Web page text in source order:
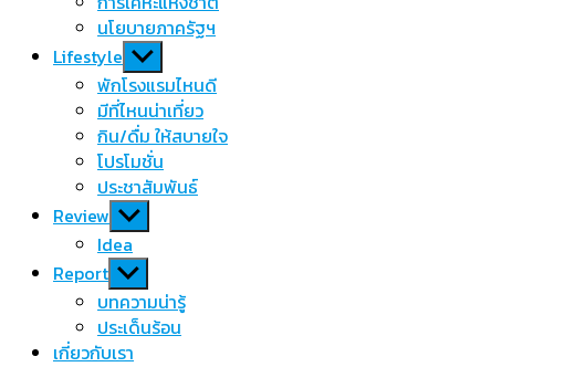
นโยบายภาครัฐฯ
Lifestyle Show
sub
menu
พักโรงแรมไหนดี
มีที่ไหนน่าเที่ยว
กิน/ดื่ม ให้สบายใจ
โปรโมชั่น
ประชาสัมพันธ์
Review Show
sub
menu
Idea
Report Show
sub
menu
บทความน่ารู้
ประเด็นร้อน
เกี่ยวกับเรา